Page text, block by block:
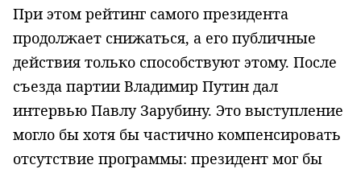
При этом рейтинг самого президента
продолжает снижаться, а его публичные
действия только способствуют этому. После
съезда партии Владимир Путин дал
интервью Павлу Зарубину. Это выступление
могло бы хотя бы частично компенсировать
отсутствие программы: президент мог бы